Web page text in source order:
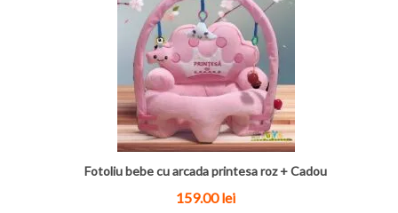
Fotoliu bebe cu arcada printesa roz + Cadou
159.00lei